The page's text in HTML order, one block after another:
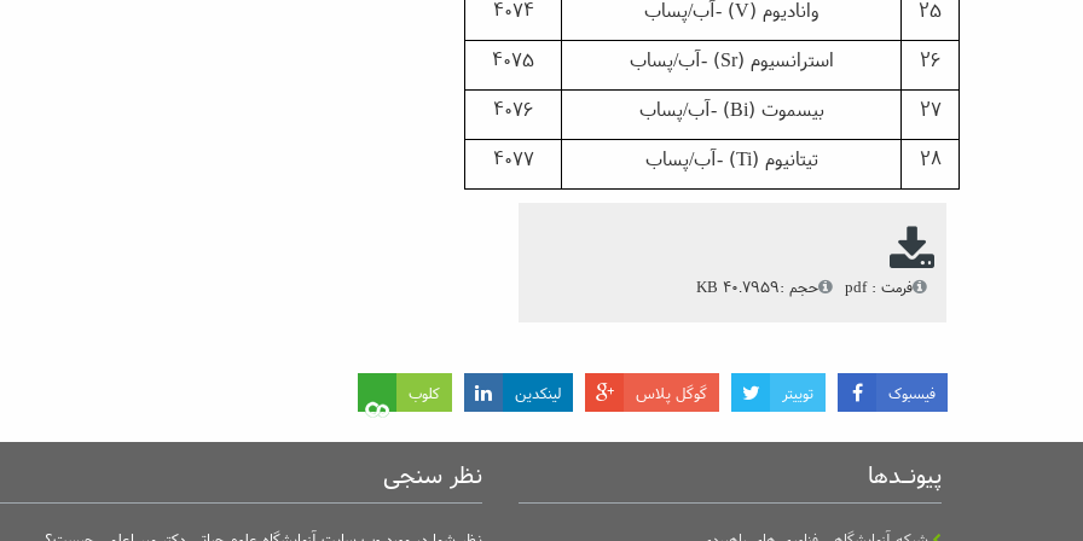
25
وانادیوم (V) -آب/پساب
4074
26
استرانسیوم (Sr) -آب/پساب
4075
27
بیسموت (Bi) -آب/پساب
4076
28
تیتانیوم (Ti) -آب/پساب 4077
فرمت : pdf حجم :40.7959 KB
فیسبوک توییتر گوگل پلاس لینکدین کلوب
پیونـدها نظر سنجی